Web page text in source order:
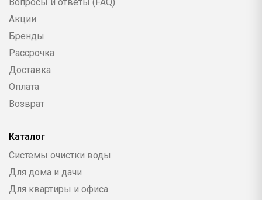
Акции
Бренды
Рассрочка
Доставка
Оплата
Возврат
Каталог
Системы очистки воды
Для дома и дачи
Для квартиры и офиса